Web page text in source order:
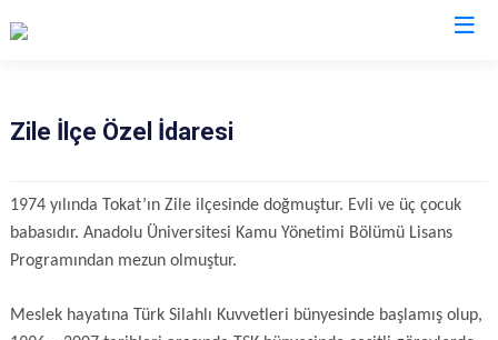
Zile İlçe Özel İdaresi
1974 yılında Tokat’ın Zile ilçesinde doğmuştur. Evli ve üç çocuk
babasıdır. Anadolu Üniversitesi Kamu Yönetimi Bölümü Lisans
Programından mezun olmuştur.
Meslek hayatına Türk Silahlı Kuvvetleri bünyesinde başlamış olup,